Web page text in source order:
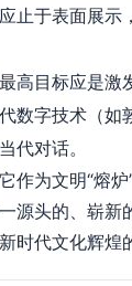
应止于表面展
最高目标应是
数字技术（如
代对话。
作为文明“熔
源头的、崭
时代文化辉煌